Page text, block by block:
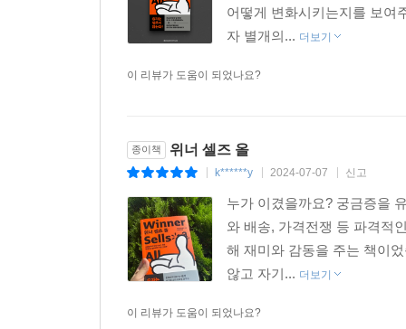
어떻게 변화시키는지를 보여
자 별개의... 더보기
이 리뷰가 도움이 되었나요?
종이책 위너 셀즈 올
k******y 2024-07-07 신고
누가 이겼을까요? 궁금증을
와 배송, 가격전쟁 등 파격적
해 재미와 감동을 주는 책이
않고 자기... 더보기
이 리뷰가 도움이 되었나요?